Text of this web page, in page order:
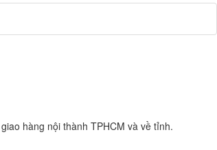
hàng nội thành TPHCM và về tỉnh.